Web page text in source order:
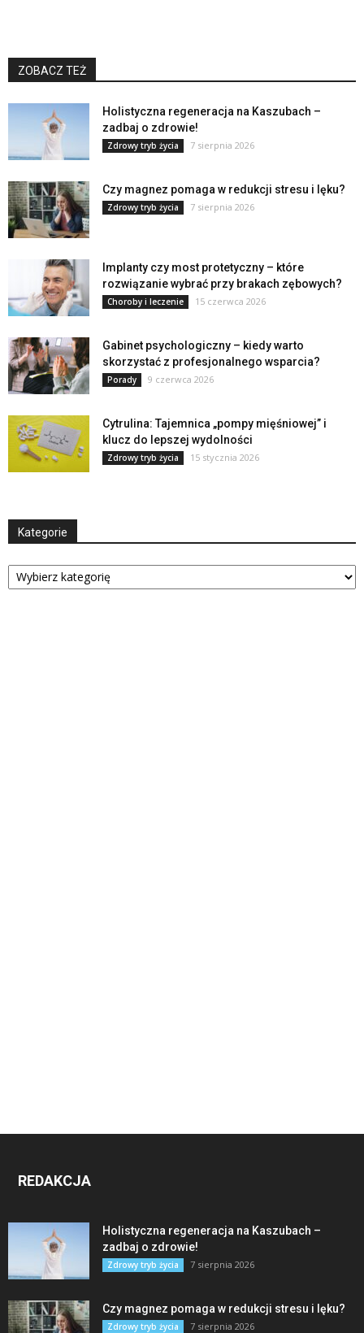
ZOBACZ TEŻ
Holistyczna regeneracja na Kaszubach –
zadbaj o zdrowie!
Zdrowy tryb życia 7 sierpnia 2026
Czy magnez pomaga w redukcji stresu i lęku?
Zdrowy tryb życia 7 sierpnia 2026
Implanty czy most protetyczny – które
rozwiązanie wybrać przy brakach zębowych?
Choroby i leczenie 15 czerwca 2026
Gabinet psychologiczny – kiedy warto
skorzystać z profesjonalnego wsparcia?
Porady 9 czerwca 2026
Cytrulina: Tajemnica „pompy mięśniowej” i
klucz do lepszej wydolności
Zdrowy tryb życia 15 stycznia 2026
Kategorie
Kategorie
REDAKCJA
Holistyczna regeneracja na Kaszubach –
zadbaj o zdrowie!
Zdrowy tryb życia 7 sierpnia 2026
Czy magnez pomaga w redukcji stresu i lęku?
Zdrowy tryb życia 7 sierpnia 2026